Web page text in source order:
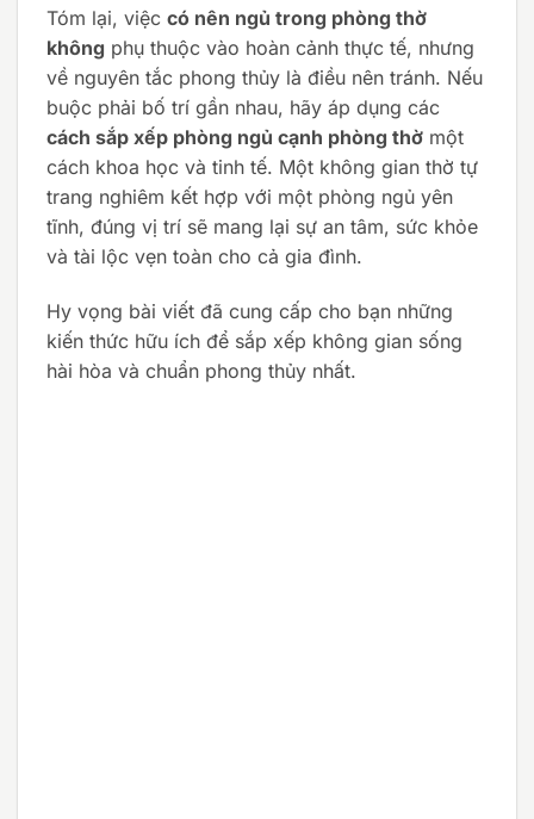
Tóm lại, việc có nên ngủ trong phòng thờ
không phụ thuộc vào hoàn cảnh thực tế, nhưng
về nguyên tắc phong thủy là điều nên tránh. Nếu
buộc phải bố trí gần nhau, hãy áp dụng các
cách sắp xếp phòng ngủ cạnh phòng thờ một
cách khoa học và tinh tế. Một không gian thờ tự
trang nghiêm kết hợp với một phòng ngủ yên
tĩnh, đúng vị trí sẽ mang lại sự an tâm, sức khỏe
và tài lộc vẹn toàn cho cả gia đình.
Hy vọng bài viết đã cung cấp cho bạn những
kiến thức hữu ích để sắp xếp không gian sống
hài hòa và chuẩn phong thủy nhất.